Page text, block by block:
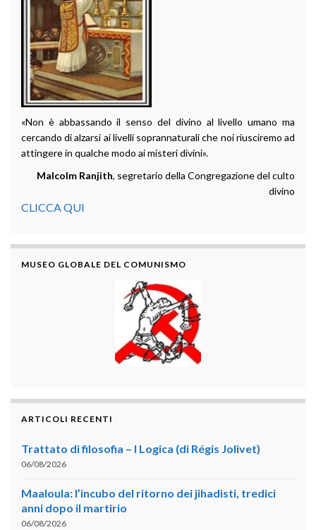
«Non è abbassando il senso del divino al livello umano ma
cercando di alzarsi ai livelli soprannaturali che noi riusciremo ad
attingere in qualche modo ai misteri divini».
Malcolm Ranjith, segretario della Congregazione del culto
divino
CLICCA QUI
MUSEO GLOBALE DEL COMUNISMO
ARTICOLI RECENTI
Trattato di filosofia – I Logica (di Régis Jolivet)
06/08/2026
Maaloula: l’incubo del ritorno dei jihadisti, tredici
anni dopo il martirio
06/08/2026